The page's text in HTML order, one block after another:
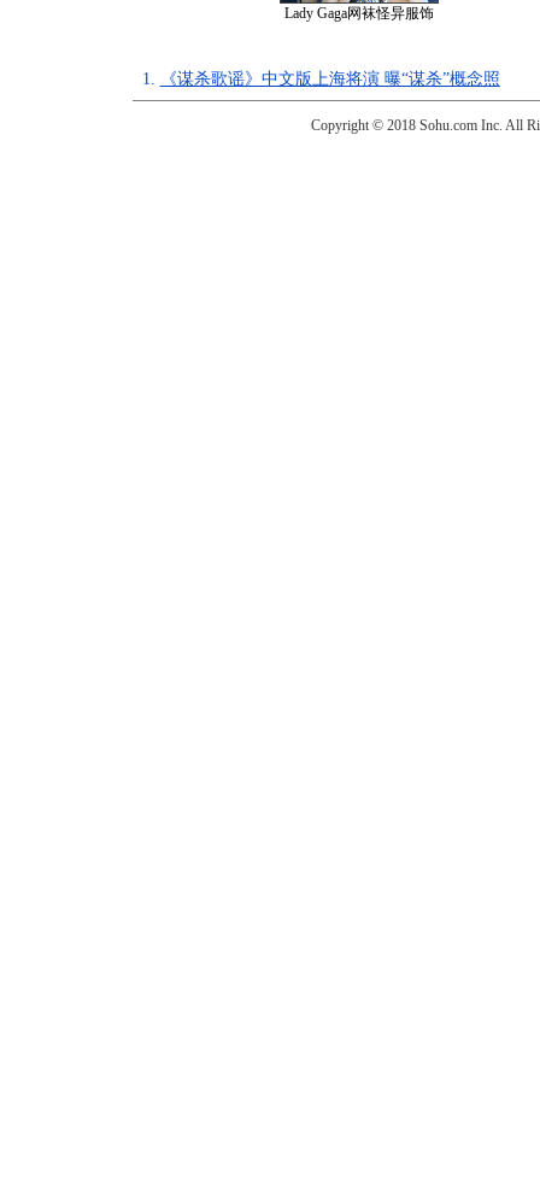
Lady Gaga网袜怪异服饰
1. 《谋杀歌谣》中文版上海将演 曝“谋杀”概念照
Copyright © 2018 Sohu.com Inc. All